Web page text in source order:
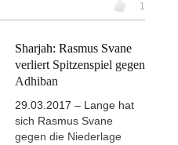
1
Sharjah: Rasmus Svane
verliert Spitzenspiel gegen
Adhiban
29.03.2017 – Lange hat
sich Rasmus Svane
gegen die Niederlage